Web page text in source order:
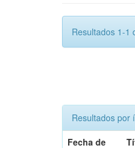
Resultados 1-1
Resultados por
Fecha de